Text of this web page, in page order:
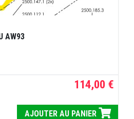
AW93
114,00 €
AJOUTER AU PANIER